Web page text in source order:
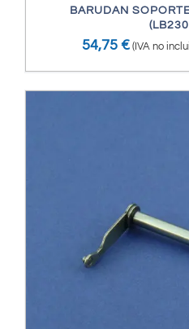
BARUDAN
54,75 € (IVA no